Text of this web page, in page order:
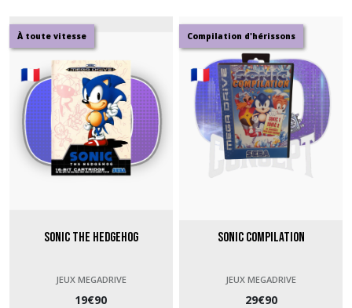
À toute vitesse
Sonic The Hedgehog
JEUX MEGADRIVE
19€90
Compilation d'hérissons
Sonic Compilation
JEUX MEGADRIVE
29€90